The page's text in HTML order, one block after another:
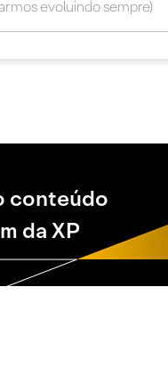
conteúdo
da XP